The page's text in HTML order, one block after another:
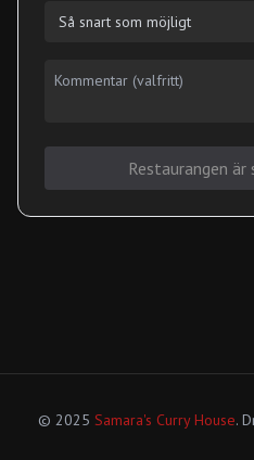
Restaurangen är
© 2025 Samara's Curry House.